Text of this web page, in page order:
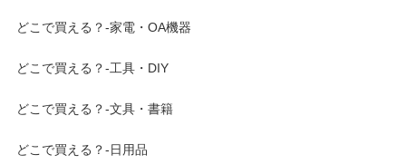
どこで買える？-家電・OA機器
どこで買える？-工具・DIY
どこで買える？-文具・書籍
どこで買える？-日用品